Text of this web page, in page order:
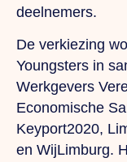
deelnemers.
De verkiezing
Youngsters in
Werkgevers
Economische
Keyport2020,
en WijLimburg.